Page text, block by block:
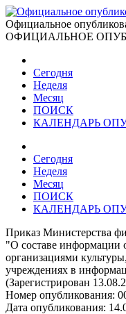
Официальное
ОФИЦИАЛЬНОЕ
Сегодня
Неделя
Месяц
ПОИСК
КАЛЕНДАРЬ
Сегодня
Неделя
Месяц
ПОИСК
КАЛЕНДАРЬ
Приказ Министерства
"О составе информации о
организациями
учреждениях в
(Зарегистрирован
Номер опубликования:
Дата опубликования: